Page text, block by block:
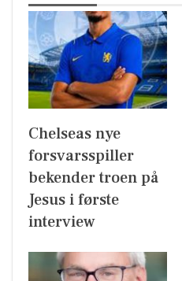
Chelseas nye
forsvarsspiller
bekender troen på
Jesus i første
interview